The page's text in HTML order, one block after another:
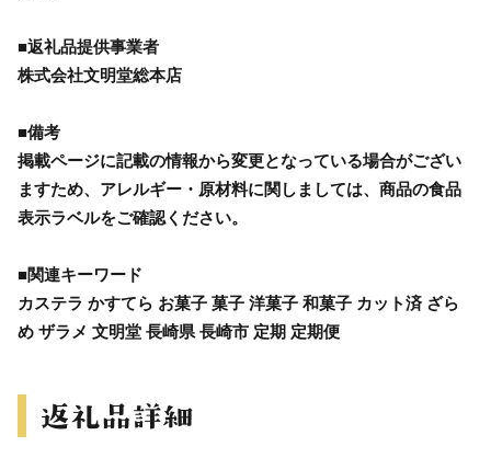
■返礼品提供事業者
株式会社文明堂総本店
■備考
掲載ページに記載の情報から変更となっている場合がござい
ますため、アレルギー・原材料に関しましては、商品の食品
表示ラベルをご確認ください。
■関連キーワード
カステラ かすてら お菓子 菓子 洋菓子 和菓子 カット済 ざら
め ザラメ 文明堂 長崎県 長崎市 定期 定期便